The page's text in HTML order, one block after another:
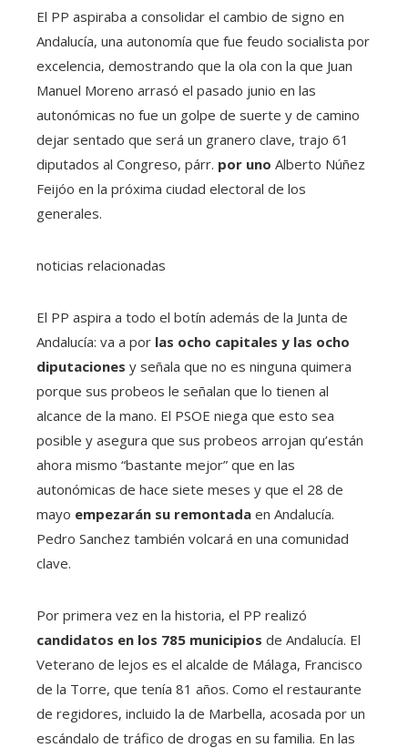
El PP aspiraba a consolidar el cambio de signo en
Andalucía, una autonomía que fue feudo socialista por
excelencia, demostrando que la ola con la que Juan
Manuel Moreno arrasó el pasado junio en las
autonómicas no fue un golpe de suerte y de camino
dejar sentado que será un granero clave, trajo 61
diputados al Congreso, párr. por uno Alberto Núñez
Feijóo en la próxima ciudad electoral de los
generales.
noticias relacionadas
El PP aspira a todo el botín además de la Junta de
Andalucía: va a por las ocho capitales y las ocho
diputaciones y señala que no es ninguna quimera
porque sus probeos le señalan que lo tienen al
alcance de la mano. El PSOE niega que esto sea
posible y asegura que sus probeos arrojan qu’están
ahora mismo “bastante mejor” que en las
autonómicas de hace siete meses y que el 28 de
mayo empezarán su remontada en Andalucía.
Pedro Sanchez también volcará en una comunidad
clave.
Por primera vez en la historia, el PP realizó
candidatos en los 785 municipios de Andalucía. El
Veterano de lejos es el alcalde de Málaga, Francisco
de la Torre, que tenía 81 años. Como el restaurante
de regidores, incluido la de Marbella, acosada por un
escándalo de tráfico de drogas en su familia. En las